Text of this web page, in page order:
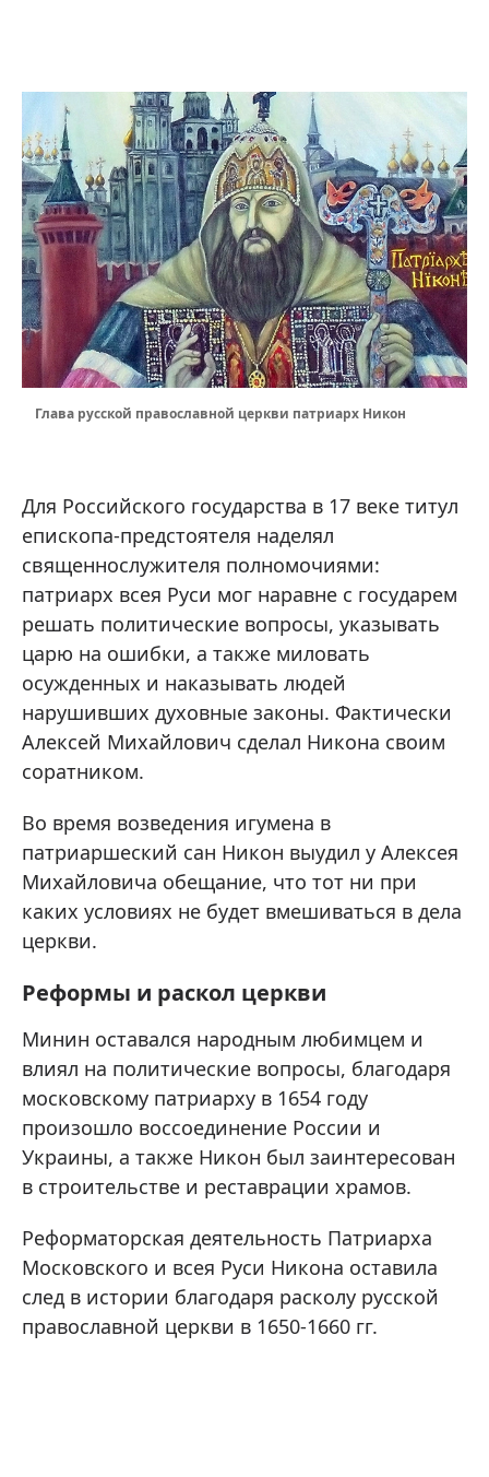
Глава русской православной церкви патриарх Никон
Для Российского государства в 17 веке титул
епископа-предстоятеля наделял
священнослужителя полномочиями:
патриарх всея Руси мог наравне с государем
решать политические вопросы, указывать
царю на ошибки, а также миловать
осужденных и наказывать людей
нарушивших духовные законы. Фактически
Алексей Михайлович сделал Никона своим
соратником.
Во время возведения игумена в
патриаршеский сан Никон выудил у Алексея
Михайловича обещание, что тот ни при
каких условиях не будет вмешиваться в дела
церкви.
Реформы и раскол церкви
Минин оставался народным любимцем и
влиял на политические вопросы, благодаря
московскому патриарху в 1654 году
произошло воссоединение России и
Украины, а также Никон был заинтересован
в строительстве и реставрации храмов.
Реформаторская деятельность Патриарха
Московского и всея Руси Никона оставила
след в истории благодаря расколу русской
православной церкви в 1650-1660 гг.